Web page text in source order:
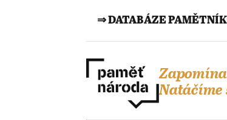
⇒ DATABÁZE
Natáčíme